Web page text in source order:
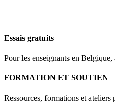
Essais gratuits
Pour les enseignants en
FORMATION ET SOUTIEN
Ressources, formations et ateliers